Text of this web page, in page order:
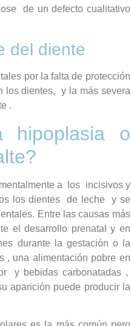
de un defecto cualitativo
del diente
por la falta de protección
los dientes, y la más severa
.
hipoplasia o
a los incisivos y
los dientes de leche y se
Entre las causas más
el desarrollo prenatal y en
durante la gestación o la
, una alimentación pobre en
y bebidas carbonatadas ,
aparición puede producir la